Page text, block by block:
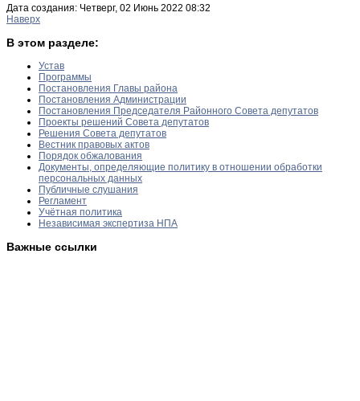
Дата создания: Четверг, 02 Июнь 2022 08:32
Наверх
В этом разделе:
Устав
Программы
Постановления Главы района
Постановления Администрации
Постановления Председателя Районного Совета депутатов
Проекты решений Совета депутатов
Решения Совета депутатов
Вестник правовых актов
Порядок обжалования
Документы, определяющие политику в отношении обработки
персональных данных
Публичные слушания
Регламент
Учётная политика
Независимая экспертиза НПА
Важные ссылки